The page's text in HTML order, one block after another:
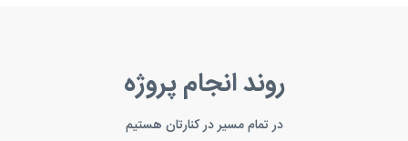
روند انجام پروژه
در تمام مسیر در کنارتان هستیم